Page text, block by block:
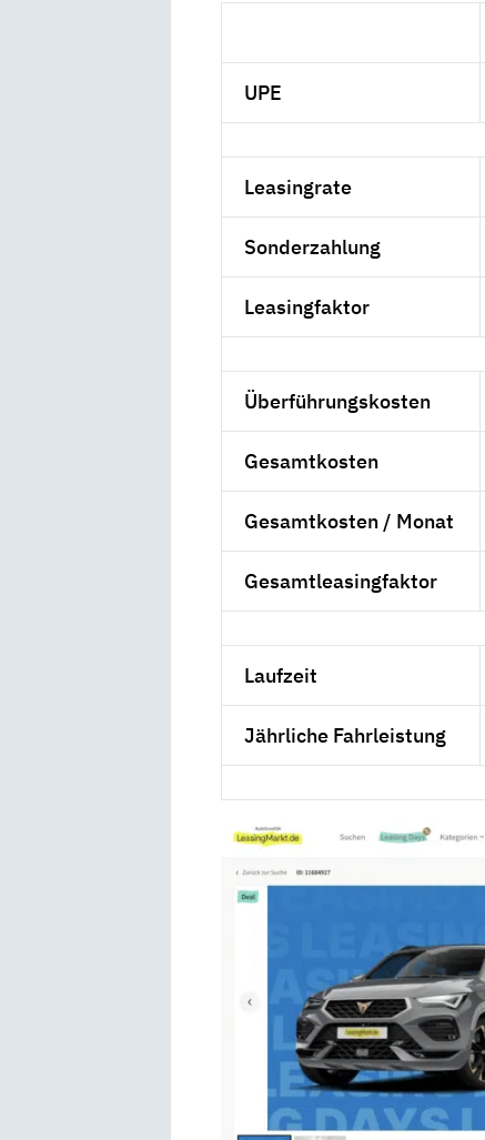
UPE
Leasingrate
Sonderzahlung
Leasingfaktor
Überführungskosten
Gesamtkosten
Gesamtkosten / Monat
Gesamtleasingfaktor
Laufzeit
Jährliche Fahrleistung